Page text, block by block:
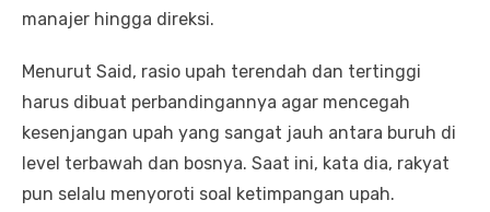
manajer hingga direksi.
Menurut Said, rasio upah terendah dan tertinggi
harus dibuat perbandingannya agar mencegah
kesenjangan upah yang sangat jauh antara buruh di
level terbawah dan bosnya. Saat ini, kata dia, rakyat
pun selalu menyoroti soal ketimpangan upah.